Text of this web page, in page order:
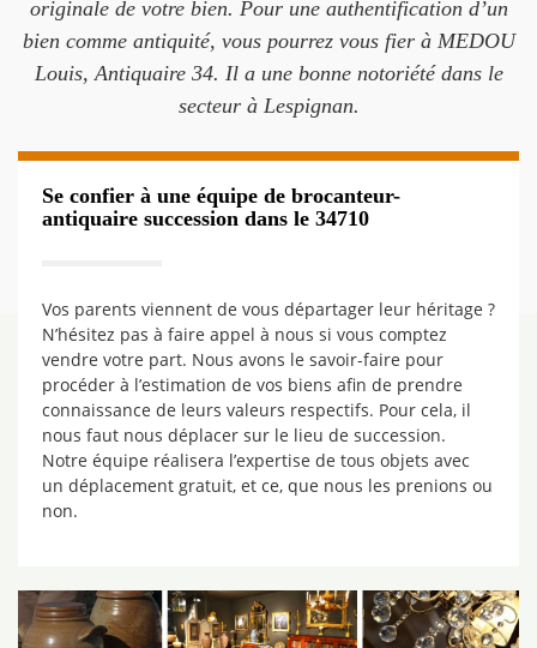
originale de votre bien. Pour une authentification d’un
bien comme antiquité, vous pourrez vous fier à MEDOU
Louis, Antiquaire 34. Il a une bonne notoriété dans le
secteur à Lespignan.
Se confier à une équipe de brocanteur-
antiquaire succession dans le 34710
Vos parents viennent de vous départager leur héritage ?
N’hésitez pas à faire appel à nous si vous comptez
vendre votre part. Nous avons le savoir-faire pour
procéder à l’estimation de vos biens afin de prendre
connaissance de leurs valeurs respectifs. Pour cela, il
nous faut nous déplacer sur le lieu de succession.
Notre équipe réalisera l’expertise de tous objets avec
un déplacement gratuit, et ce, que nous les prenions ou
non.